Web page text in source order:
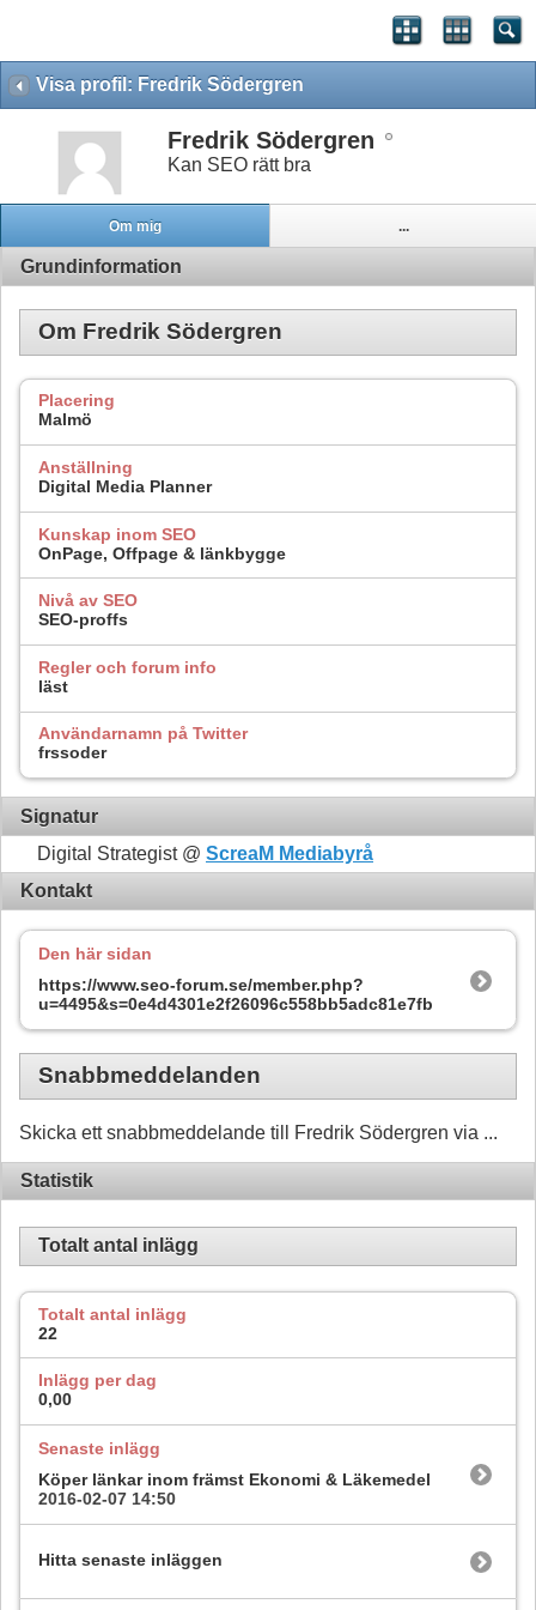
Visa profil: Fredrik Södergren
Fredrik Södergren
Kan SEO rätt bra
Om mig ...
Grundinformation
Om Fredrik Södergren
Placering
Malmö
Anställning
Digital Media Planner
Kunskap inom SEO
OnPage, Offpage & länkbygge
Nivå av SEO
SEO-proffs
Regler och forum info
läst
Användarnamn på Twitter
frssoder
Signatur
Digital Strategist @ ScreaM Mediabyrå
Kontakt
Den här sidan
https://www.seo-forum.se/member.php?
u=4495&s=0e4d4301e2f26096c558bb5adc81e7fb
Snabbmeddelanden
Skicka ett snabbmeddelande till Fredrik Södergren via ...
Statistik
Totalt antal inlägg
Totalt antal inlägg
22
Inlägg per dag
0,00
Senaste inlägg
Köper länkar inom främst Ekonomi & Läkemedel
2016-02-07 14:50
Hitta senaste inläggen